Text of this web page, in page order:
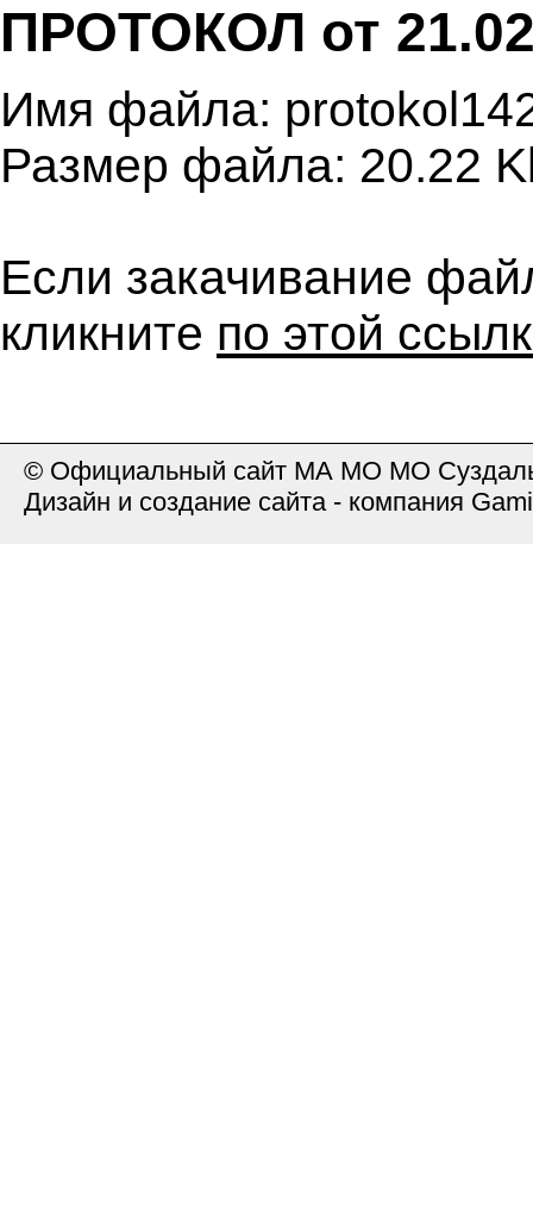
ПРОТОКОЛ от
Имя файла:
Размер файла: 20.22
Если закачивание
кликните по этой
© Официальный сайт МА МО МО
Дизайн и создание сайта - компания